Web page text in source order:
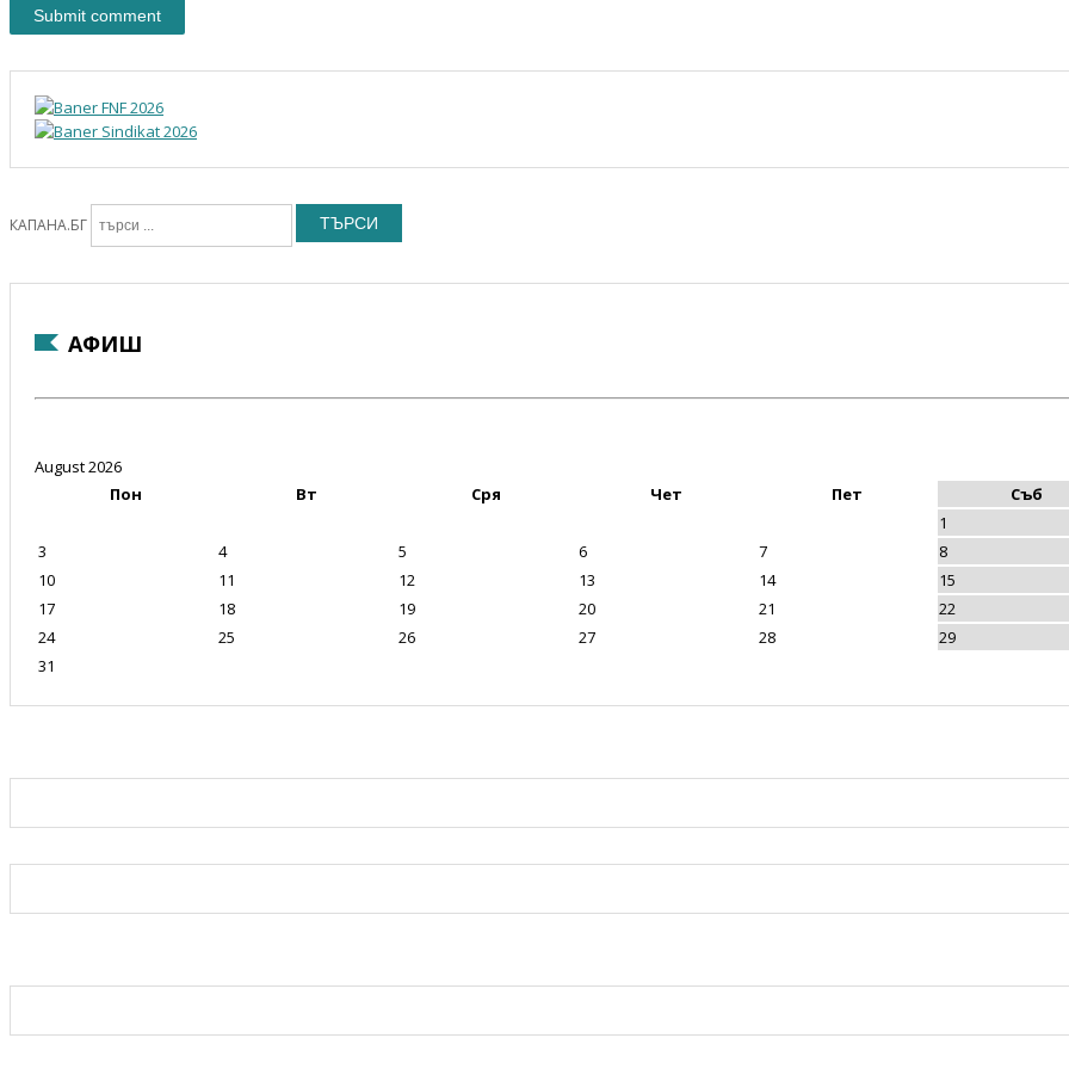
КАПАНА.БГ ТЪРСИ
АФИШ
August 2026
Пон
Вт Сря Чет Пет Съб
1
3
4 5 6 7 8
10
11 12 13 14 15
17
18 19 20 21 22
24
25 26 27 28 29
31